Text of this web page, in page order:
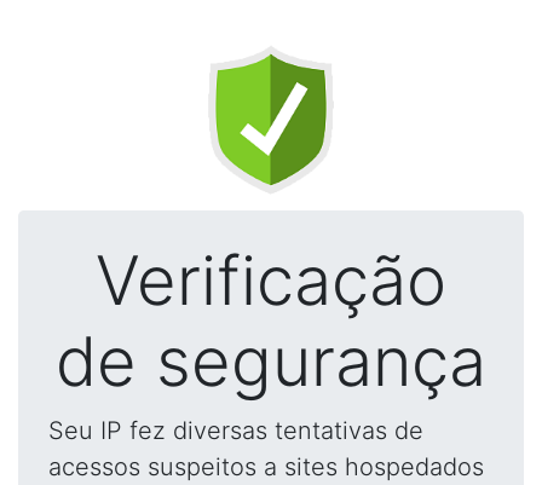
Verificação
de segurança
Seu IP fez diversas tentativas de
acessos suspeitos a sites hospedados